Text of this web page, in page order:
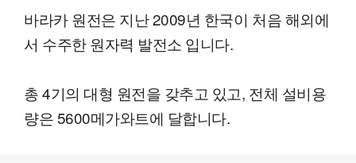
바라카 원전은 지난 2009년 한국이 처음 해외에
서 수주한 원자력 발전소 입니다.
총 4기의 대형 원전을 갖추고 있고, 전체 설비용
량은 5600메가와트에 달합니다.